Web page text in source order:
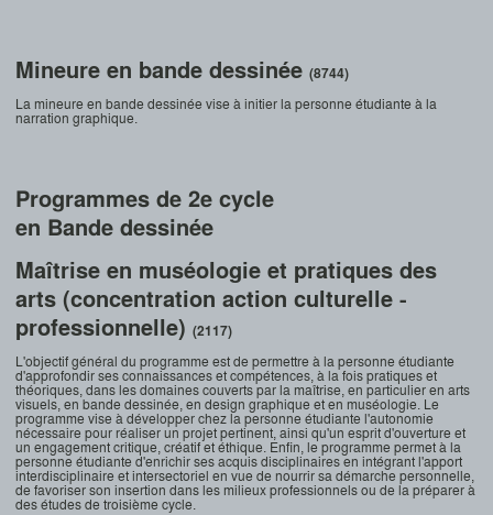
Mineure en bande dessinée(8744)
La mineure en bande dessinée vise à initier la personne étudiante à la
narration graphique.
Programmes de 2e cycle
en Bande dessinée
Maîtrise en muséologie et pratiques des
arts (concentration action culturelle -
professionnelle)(2117)
L'objectif général du programme est de permettre à la personne étudiante
d'approfondir ses connaissances et compétences, à la fois pratiques et
théoriques, dans les domaines couverts par la maîtrise, en particulier en arts
visuels, en bande dessinée, en design graphique et en muséologie. Le
programme vise à développer chez la personne étudiante l'autonomie
nécessaire pour réaliser un projet pertinent, ainsi qu'un esprit d'ouverture et
un engagement critique, créatif et éthique. Enfin, le programme permet à la
personne étudiante d'enrichir ses acquis disciplinaires en intégrant l'apport
interdisciplinaire et intersectoriel en vue de nourrir sa démarche personnelle,
de favoriser son insertion dans les milieux professionnels ou de la préparer à
des études de troisième cycle.